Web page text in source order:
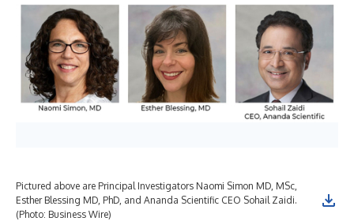
Pictured above are Principal Investigators Naomi Simon MD, MSc,
Esther Blessing MD, PhD, and Ananda Scientific CEO Sohail Zaidi.
(Photo: Business Wire)